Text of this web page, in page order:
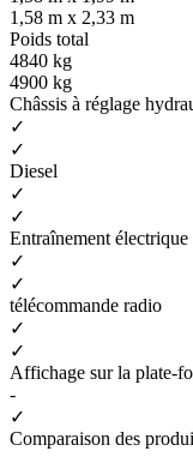
1,58 m x 2,33 m
Poids total
4840 kg
4900 kg
Châssis à réglage
✓
✓
Diesel
✓
✓
Entraînement
✓
✓
télécommande radio
✓
✓
Affichage sur la plate-
-
✓
Comparaison des